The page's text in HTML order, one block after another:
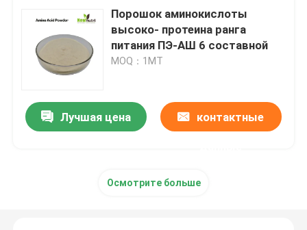
Порошок аминокислоты
высоко- протеина ранга
питания ПЭ-АШ 6 составной
MOQ：1МТ
Лучшая цена контактные
Осмотрите больше